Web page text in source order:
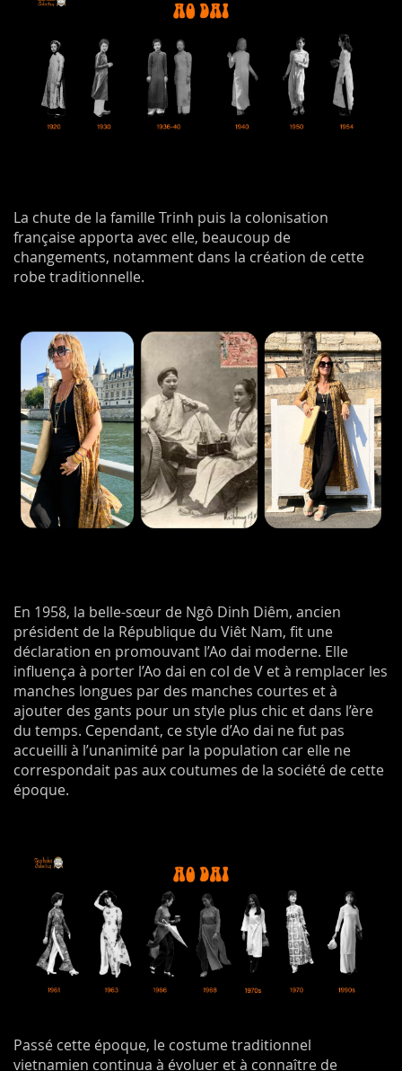
La chute de la famille Trinh puis la colonisation
française apporta avec elle, beaucoup de
changements, notamment dans la création de cette
robe traditionnelle.
En 1958, la belle-sœur de Ngô Dinh Diêm, ancien
président de la République du Viêt Nam, fit une
déclaration en promouvant l’Ao dai moderne. Elle
influença à porter l’Ao dai en col de V et à remplacer les
manches longues par des manches courtes et à
ajouter des gants pour un style plus chic et dans l’ère
du temps. Cependant, ce style d’Ao dai ne fut pas
accueilli à l’unanimité par la population car elle ne
correspondait pas aux coutumes de la société de cette
époque.
Passé cette époque, le costume traditionnel
vietnamien continua à évoluer et à connaître de